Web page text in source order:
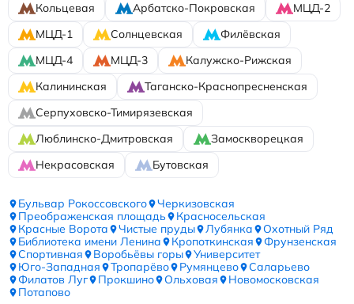
Кольцевая
Арбатско-Покровская
МЦД-2
МЦД-1
Солнцевская
Филёвская
МЦД-4
МЦД-3
Калужско-Рижская
Калининская
Таганско-Краснопресненская
Серпуховско-Тимирязевская
Люблинско-Дмитровская
Замоскворецкая
Некрасовская
Бутовская
Бульвар Рокоссовского
Черкизовская
Преображенская площадь
Красносельская
Красные Ворота
Чистые пруды Лубянка
Охотный Ряд
Библиотека имени Ленина
Кропоткинская
Фрунзенская
Спортивная
Воробьёвы горы
Университет
Юго-Западная
Тропарёво Румянцево
Саларьево
Филатов Луг
Прокшино Ольховая
Новомосковская
Потапово